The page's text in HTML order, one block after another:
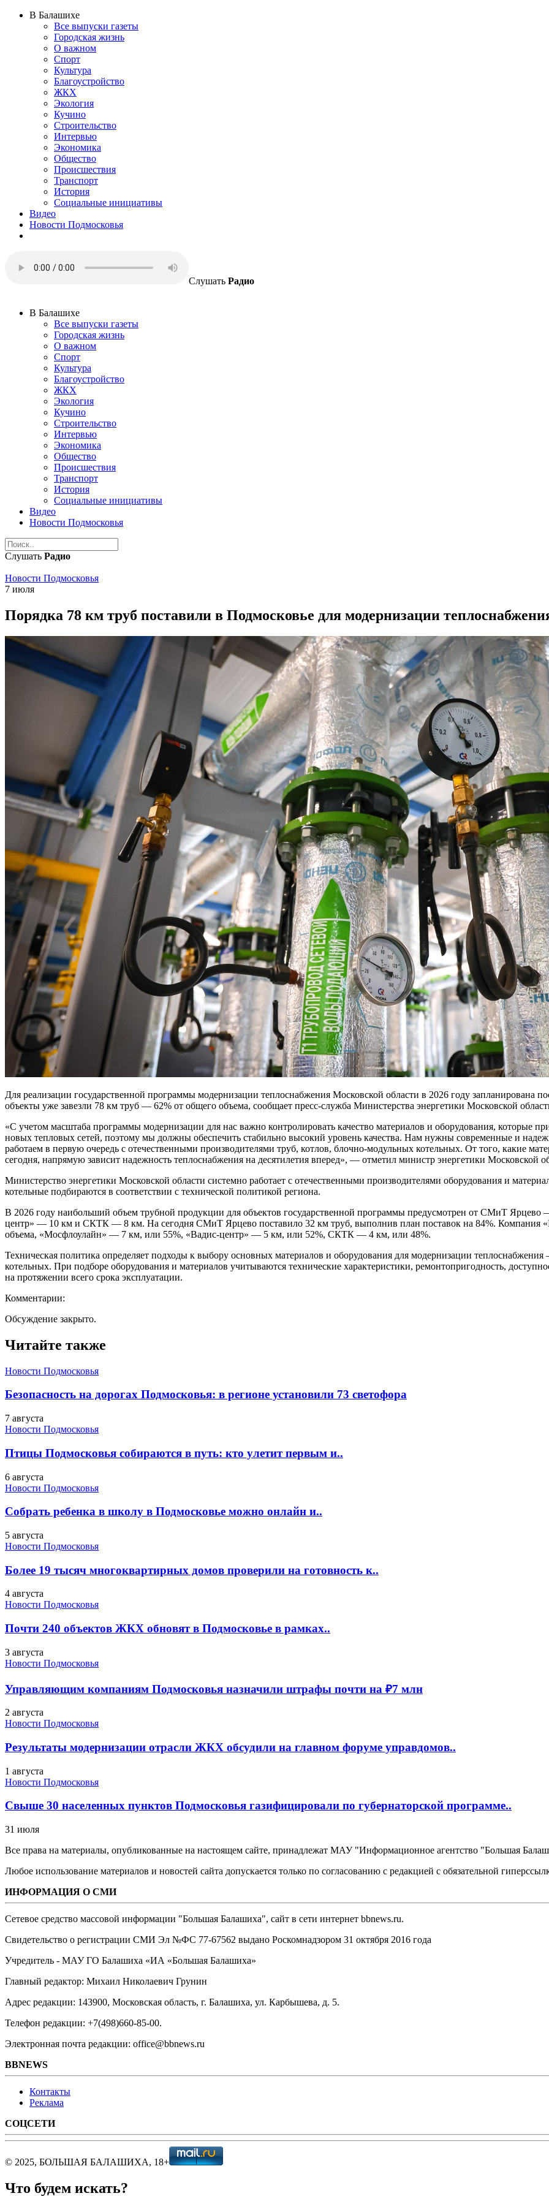
В Балашихе
Все выпуски газеты
Городская жизнь
О важном
Спорт
Культура
Благоустройство
ЖКХ
Экология
Кучино
Строительство
Интервью
Экономика
Общество
Происшествия
Транспорт
История
Социальные инициативы
Видео
Новости Подмосковья
Слушать Радио
В Балашихе
Все выпуски газеты
Городская жизнь
О важном
Спорт
Культура
Благоустройство
ЖКХ
Экология
Кучино
Строительство
Интервью
Экономика
Общество
Происшествия
Транспорт
История
Социальные инициативы
Видео
Новости Подмосковья
Слушать Радио
Новости Подмосковья
7 июля
Порядка 78 км труб поставили в Подмосковье для модернизации
Для реализации государственной программы модернизации теплоснабжения Московской области в 2026 году запланирована
объекты уже завезли 78 км труб — 62% от общего объема, сообщает пресс-служба Министерства энергетики Московской
«С учетом масштаба программы модернизации для нас важно контролировать качество материалов и оборудования, которые
новых тепловых сетей, поэтому мы должны обеспечить стабильно высокий уровень качества. Нам нужны современные и
работаем в первую очередь с отечественными производителями труб, котлов, блочно-модульных котельных. От того, какие
сегодня, напрямую зависит надежность теплоснабжения на десятилетия вперед», — отметил министр энергетики Московской
Министерство энергетики Московской области системно работает с отечественными производителями оборудования и
котельные подбираются в соответствии с технической политикой региона.
В 2026 году наибольший объем трубной продукции для объектов государственной программы предусмотрен от СМиТ
центр» — 10 км и СКТК — 8 км. На сегодня СМиТ Ярцево поставило 32 км труб, выполнив план поставок на 84%. Компания
объема, «Мосфлоулайн» — 7 км, или 55%, «Вадис-центр» — 5 км, или 52%, СКТК — 4 км, или 48%.
Техническая политика определяет подходы к выбору основных материалов и оборудования для модернизации
котельных. При подборе оборудования и материалов учитываются технические характеристики, ремонтопригодность,
на протяжении всего срока эксплуатации.
Комментарии:
Обсуждение закрыто.
Читайте также
Новости Подмосковья
Безопасность на дорогах Подмосковья: в регионе установили 73 светофора
7 августа
Новости Подмосковья
Птицы Подмосковья собираются в путь: кто улетит первым и..
6 августа
Новости Подмосковья
Собрать ребенка в школу в Подмосковье можно онлайн и..
5 августа
Новости Подмосковья
Более 19 тысяч многоквартирных домов проверили на готовность к..
4 августа
Новости Подмосковья
Почти 240 объектов ЖКХ обновят в Подмосковье в рамках..
3 августа
Новости Подмосковья
Управляющим компаниям Подмосковья назначили штрафы почти на ₽7 млн
2 августа
Новости Подмосковья
Результаты модернизации отрасли ЖКХ обсудили на главном форуме управдомов..
1 августа
Новости Подмосковья
Свыше 30 населенных пунктов Подмосковья газифицировали по губернаторской программе..
31 июля
Все права на материалы, опубликованные на настоящем сайте, принадлежат МАУ "Информационное агентство "Большая
Любое использование материалов и новостей сайта допускается только по согласованию с редакцией с обязательной
ИНФОРМАЦИЯ О СМИ
Сетевое средство массовой информации "Большая Балашиха", сайт в сети интернет bbnews.ru.
Свидетельство о регистрации СМИ Эл №ФС ‎77-67562 выдано Роскомнадзором 31 октября 2016 года
Учредитель - МАУ ГО Балашиха «ИА «Большая Балашиха»
Главный редактор: Михаил Николаевич Грунин
Адрес редакции: 143900, Московская область, г. Балашиха, ул. Карбышева, д. 5.
Телефон редакции: +7(498)660-85-00.
Электронная почта редакции: office@bbnews.ru
BBNEWS
Контакты
Реклама
СОЦСЕТИ
© 2025, БОЛЬШАЯ БАЛАШИХА, 18+
Что будем искать?